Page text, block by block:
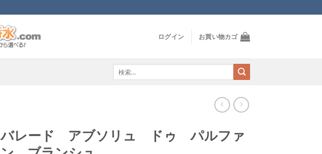
ログイン お買い物カゴ
バレード アブソリュ ドゥ パルファ